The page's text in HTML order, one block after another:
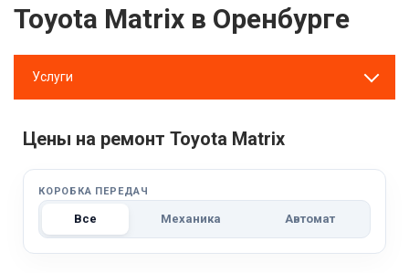
Toyota Matrix в Оренбурге
Услуги
Цены на ремонт Toyota Matrix
КОРОБКА ПЕРЕДАЧ
Все Механика Автомат